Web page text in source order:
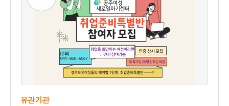
유관기관